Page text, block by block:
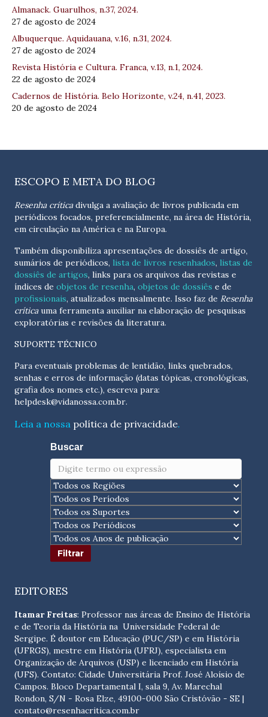
Almanack. Guarulhos, n.37, 2024.
27 de agosto de 2024
Albuquerque. Aquidauana, v.16, n.31, 2024.
27 de agosto de 2024
Revista História e Cultura. Franca, v.13, n.1, 2024.
22 de agosto de 2024
Cadernos de História. Belo Horizonte, v.24, n.41, 2023.
20 de agosto de 2024
ESCOPO E META DO BLOG
Resenha críticadivulga a avaliação de livros publicada em
periódicos focados, preferencialmente, na área de História,
em circulação na América e na Europa.
Também disponibiliza apresentações de dossiês de artigo,
sumários de periódicos, lista de livros resenhados, listas de
dossiês de artigos, links para os arquivos das revistas e
índices de objetos de resenha, objetos de dossiês e de
profissionais, atualizados mensalmente. Isso faz de Resenha
críticauma ferramenta auxiliar na elaboração de pesquisas
exploratórias e revisões da literatura.
SUPORTE TÉCNICO
Para eventuais problemas de lentidão, links quebrados,
senhas e erros de informação (datas tópicas, cronológicas,
helpdesk@vidanossa.com.br.
Leia a nossa política de privacidade.
Buscar
EDITORES
Itamar Freitas: Professor nas áreas de Ensino de História
e de Teoria da História na Universidade Federal de
Sergipe. É doutor em Educação (PUC/SP) e em História
(UFRGS), mestre em História (UFRJ), especialista em
Organização de Arquivos (USP) e licenciado em História
(UFS). Contato: Cidade Universitária Prof. José Aloísio de
Campos. Bloco Departamental I, sala 9, Av. Marechal
Rondon, S/N - Rosa Elze, 49100-000 São Cristóvão - SE |
contato@resenhacritica.com.br